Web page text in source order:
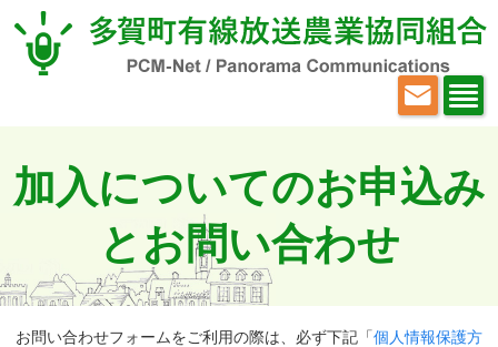
加入についてのお申込み
とお問い合わせ
お問い合わせフォームをご利用の際は、必ず下記「個人情報保護方